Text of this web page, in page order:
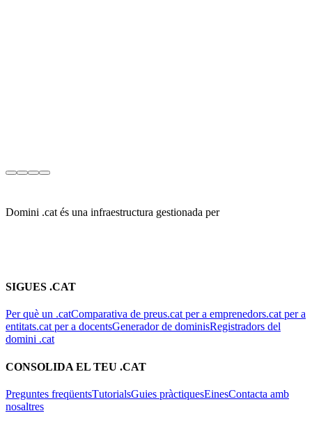
Domini .cat és una infraestructura gestionada per
SIGUES .CAT
Per què un .catComparativa de preus.cat per a emprenedors.cat per a
entitats.cat per a docentsGenerador de dominisRegistradors del
domini .cat
CONSOLIDA EL TEU .CAT
Preguntes freqüentsTutorialsGuies pràctiquesEinesContacta amb
nosaltres